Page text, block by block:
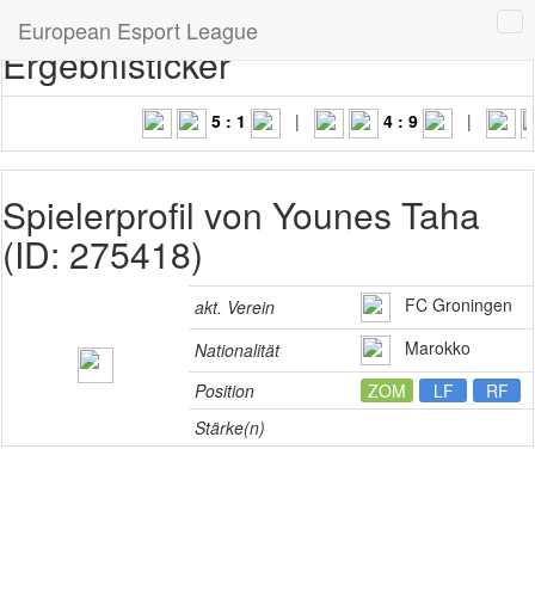
European Esport League
Ergebnisticker
5 : 1 | 4 : 9 |
Spielerprofil von Younes Taha
(ID: 275418)
akt. Verein
FC Groningen
Nationalität
Marokko
Position
ZOM LF
RF
Stärke(n)